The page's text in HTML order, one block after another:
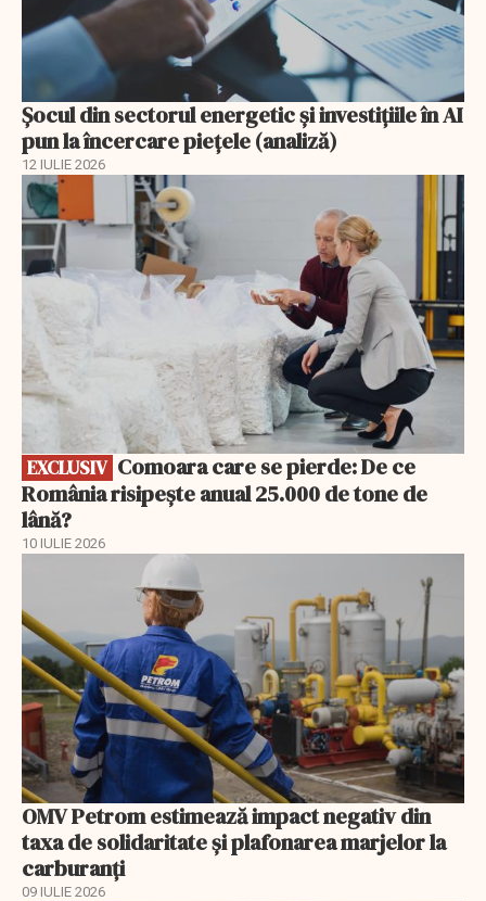
Șocul din sectorul energetic și investițiile în AI
pun la încercare piețele (analiză)
12 IULIE 2026
EXCLUSIV
EXCLUSIV
România risipește anual 25.000 de tone de
lână?
10 IULIE 2026
OMV Petrom estimează impact negativ din
taxa de solidaritate și plafonarea marjelor la
carburanți
09 IULIE 2026